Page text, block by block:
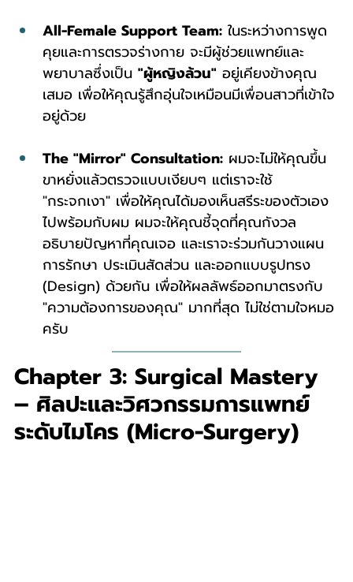
All-Female Support Team: ในระหว่างการพูด
คุยและการตรวจร่างกาย จะมีผู้ช่วยแพทย์และ
พยาบาลซึ่งเป็น "ผู้หญิงล้วน" อยู่เคียงข้างคุณ
เสมอ เพื่อให้คุณรู้สึกอุ่นใจเหมือนมีเพื่อนสาวที่เข้าใจ
อยู่ด้วย
The "Mirror" Consultation: ผมจะไม่ให้คุณขึ้น
ขาหยั่งแล้วตรวจแบบเงียบๆ แต่เราจะใช้
"กระจกเงา" เพื่อให้คุณได้มองเห็นสรีระของตัวเอง
ไปพร้อมกับผม ผมจะให้คุณชี้จุดที่คุณกังวล
อธิบายปัญหาที่คุณเจอ และเราจะร่วมกันวางแผน
การรักษา ประเมินสัดส่วน และออกแบบรูปทรง
(Design) ด้วยกัน เพื่อให้ผลลัพธ์ออกมาตรงกับ
"ความต้องการของคุณ" มากที่สุด ไม่ใช่ตามใจหมอ
ครับ
Chapter 3: Surgical Mastery
– ศิลปะและวิศวกรรมการแพทย์
ระดับไมโคร (Micro-Surgery)